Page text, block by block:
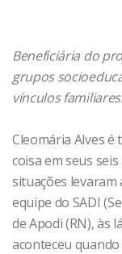
Beneficiária do
grupos
vínculos familiares.
Cleomária Alves é
coisa em seus
situações
equipe do SADI
de Apodi (RN), às
aconteceu